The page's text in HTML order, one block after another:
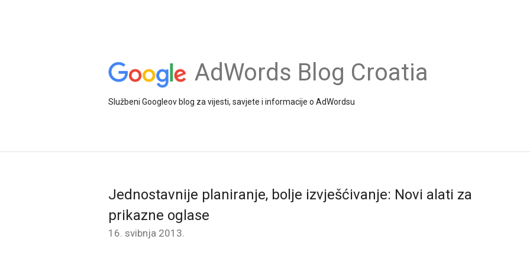
AdWords Blog Croatia
Službeni Googleov blog za vijesti, savjete i informacije o AdWordsu
Jednostavnije planiranje, bolje izvješćivanje: Novi alati za
prikazne oglase
16. svibnja 2013.